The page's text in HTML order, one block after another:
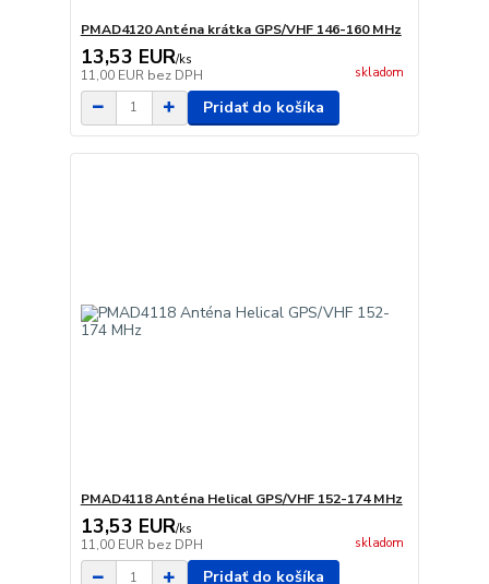
PMAD4120 Anténa krátka GPS/VHF 146-160 MHz
13,53 EUR/ks
11,00 EUR bez DPH skladom
Pridať do košíka
PMAD4118 Anténa Helical GPS/VHF 152-174 MHz
13,53 EUR/ks
11,00 EUR bez DPH skladom
Pridať do košíka